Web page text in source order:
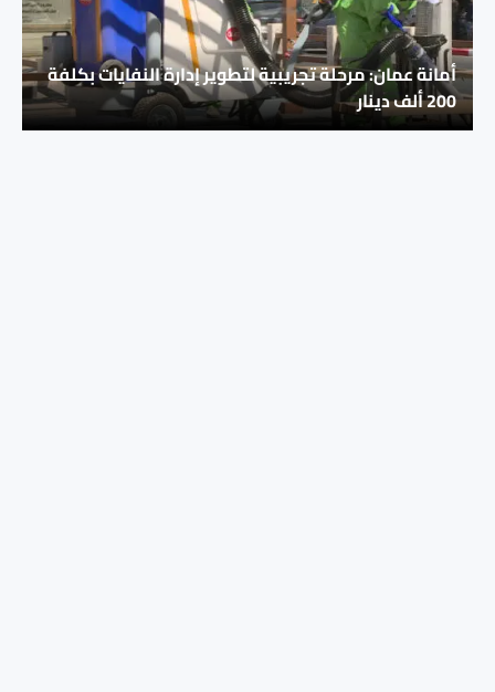
أمانة عمان: مرحلة تجريبية لتطوير إدارة النفايات بكلفة
200 ألف دينار